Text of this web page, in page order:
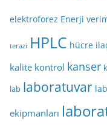
elektroforez Enerji
terazi HPLC hücre
kalite kontrol kanser
lab laboratuvar
ekipmanları